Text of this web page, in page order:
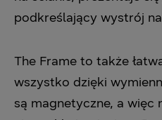
podkreślający wystrój
The Frame to także
wszystko dzięki
są magnetyczne, a więc